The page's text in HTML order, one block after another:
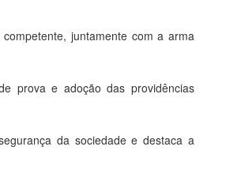
juntamente com a arma
prova e adoção das providências
da sociedade e destaca a